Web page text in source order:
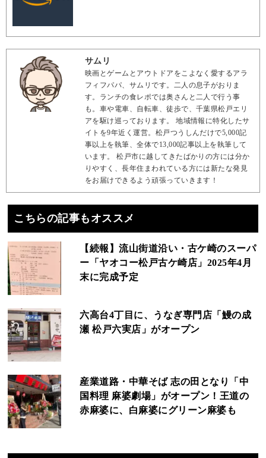
サムリ
映画とゲームとアウトドアをこよなく愛するアラ
フィフパパ、サムリです。二人の息子がおりま
す。ランチの食レポでは奥さんと二人で行う事
も。車や電車、自転車、徒歩で、千葉県松戸エリ
アを駆け巡っております。 地域情報に特化したサ
イトを9年近く運営。松戸つうしんだけで5,000記
事以上を執筆、全体で13,000記事以上を執筆して
います。 松戸市に越してきたばかりの方には分か
りやすく、長年住まわれている方には新たな発見
をお届けできるよう頑張っていきます！
こちらの記事もオススメ
【続報】流山街道沿い・古ケ崎のスーパ
ー「ヤオコー松戸古ケ崎店」2025年4月
末に完成予定
六高台4丁目に、うなぎ専門店「鰻の成
瀬 松戸六実店」がオープン
産業道路・中華そば 志の田となり「中
国料理 麻婆劇場」がオープン！王道の
赤麻婆に、白麻婆にグリーン麻婆も